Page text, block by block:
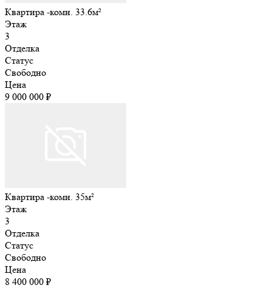
Квартира -комн. 33.6м²
Этаж
3
Отделка
Статус
Свободно
Цена
9 000 000 ₽
Квартира -комн. 35м²
Этаж
3
Отделка
Статус
Свободно
Цена
8 400 000 ₽